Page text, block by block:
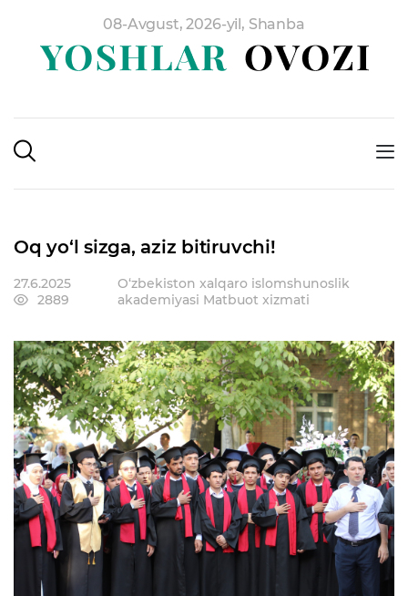
08-Avgust, 2026-yil, Shanba
Oq yo‘l sizga, aziz bitiruvchi!
27.6.2025
2889
O‘zbekiston xalqaro islomshunoslik
akademiyasi Matbuot xizmati